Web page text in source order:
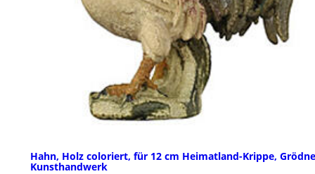
Hahn, Holz coloriert, für 12 cm Heimatland-Krippe,
Kunsthandwerk